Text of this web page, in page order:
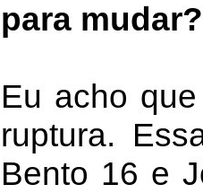
para mudar?
Eu acho
ruptura.
Bento 16 e